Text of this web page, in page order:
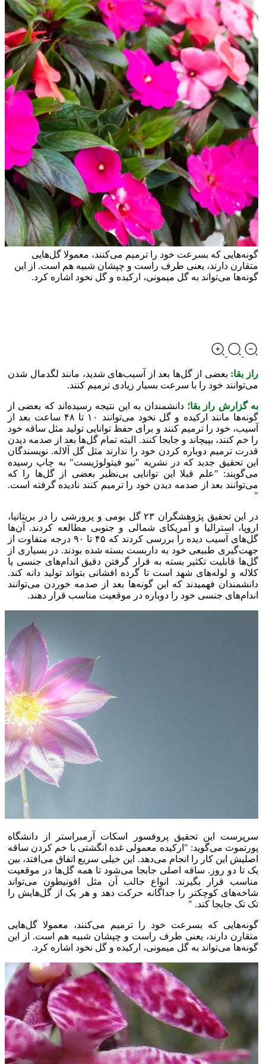
گونه‌هایی که بسرعت خود را ترمیم می‌کنند، معمولا گل‌هایی
متقارن دارند، یعنی طرف راست و چپشان شبیه هم است. از این
گونه‌ها می‌تواند به گل میمونی، ارکیده و گل نخود اشاره کرد.
راز بقا: بعضی از گل‌ها بعد از آسیب‌های شدید، مانند لگدمال شدن
می‌توانند خود را با سرعت بسیار زیادی ترمیم کنند.
به گزارش راز بقا؛دانشمندان به این نتیجه رسیده‌اند که بعضی از
گونه‌ها مانند ارکیده و گل نخود می‌توانند ۱۰ تا ۴۸ ساعت بعد از
آسیب، خود را ترمیم کنند و برای حفظ توانایی تولید مثل ساقه خود
را خم کنند، بپیچاند و جابجا کنند. البته تمام گل‌ها بعد از صدمه دیدن
قدرت ترمیم دوباره کردن خود را ندارند مثل گل آلاله. نویسندگان
این تحقیق جدید که در نشریه "نیو فیتولوژیست" به چاپ رسیده
می‌گویند: "علم قبلا این توانایی بی‌نظیر بعضی از گل‌ها را که
می‌توانند بعد از صدمه دیدن خود را ترمیم کنند نادیده گرفته است.
"
در این تحقیق پژوهشگران ۲۳ گل بومی و پرورشی را در بریتانیا،
اروپا، استرالیا و آمریکای شمالی و جنوبی مطالعه کردند. آن‌ها
گل‌های آسیب دیده را بررسی کردند که ۴۵ تا ۹۰ درجه متفاوت از
جهت‌گیری طبیعی خود به داربست بسته شده بودند. در بسیاری از
گل‌ها قابلیت تکثیر بسته به قرار گرفتن دقیق اندام‌های جنسی یا
کلاله و لوله‌های شهد است تا گرده افشانی بتواند تولید دانه کند.
دانشمندان فهمیدند که این گونه‌ها بعد از صدمه خوردن می‌توانند
اندام‌های جنسی خود را دوباره در موقعیت مناسب قرار دهند.
سرپرست این تحقیق پروفسور اسکات آرمبراستر از دانشگاه
پورتموث می‌گوید: "ارکیده معمولی غده انگشتی با خم کردن ساقه
اصلیش این کار را انجام می‌دهد. این خیلی سریع اتفاق می‌افتد، بین
یک تا دو روز. ساقه اصلی جابجا می‌شود تا همه گل‌ها در موقعیت
مناسب قرار بگیرند. انواع جالب آن مثل اقونیطون می‌تواند
شاخه‌های کوچکتر را جداگانه حرکت دهد و هر یک از گل‌هایش را
تک تک جابجا کند. "
گونه‌هایی که بسرعت خود را ترمیم می‌کنند، معمولا گل‌هایی
متقارن دارند، یعنی طرف راست و چپشان شبیه هم است. از این
گونه‌ها می‌تواند به گل میمونی، ارکیده و گل نخود اشاره کرد.